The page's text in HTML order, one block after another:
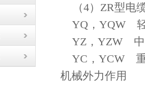
（4）ZR型电
YQ，YQW 轻
YZ，YZW 中
YC，YCW 重
机械外力作用